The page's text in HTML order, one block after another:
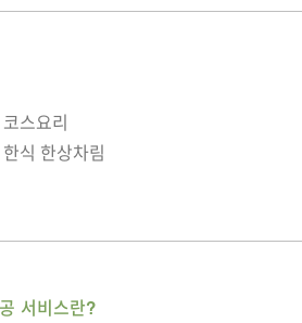
스요리
식 한상차림
서비스란?